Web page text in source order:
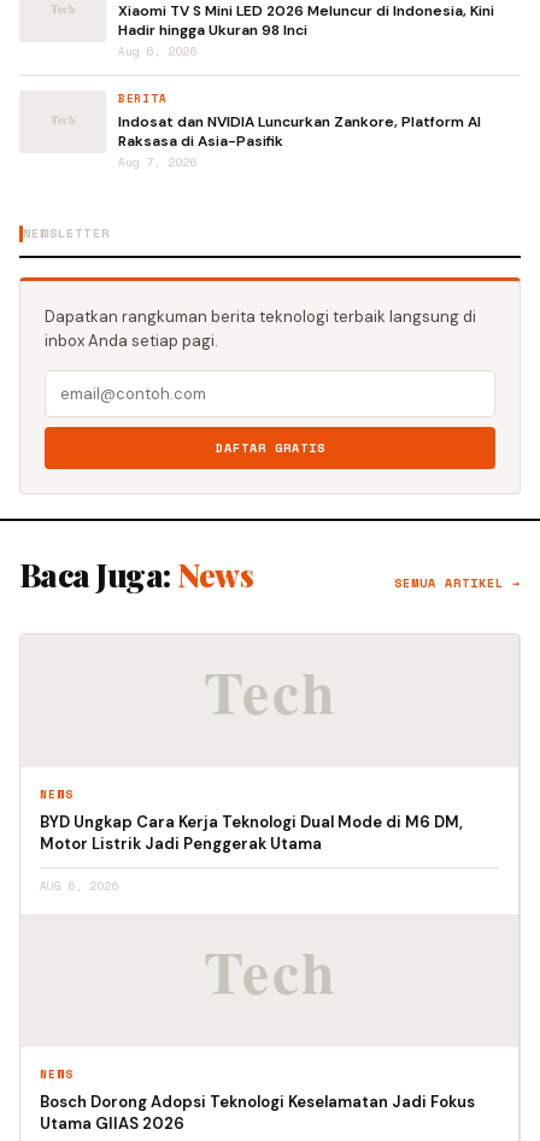
Xiaomi TV S Mini LED 2026 Meluncur di Indonesia, Kini
Hadir hingga Ukuran 98 Inci
Aug 6, 2026
BERITA
Indosat dan NVIDIA Luncurkan Zankore, Platform AI
Raksasa di Asia-Pasifik
Aug 7, 2026
NEWSLETTER
Dapatkan rangkuman berita teknologi terbaik langsung di
inbox Anda setiap pagi.
DAFTAR GRATIS
Baca Juga: News SEMUA ARTIKEL →
NEWS
BYD Ungkap Cara Kerja Teknologi Dual Mode di M6 DM,
Motor Listrik Jadi Penggerak Utama
AUG 6, 2026
NEWS
Bosch Dorong Adopsi Teknologi Keselamatan Jadi Fokus
Utama GIIAS 2026